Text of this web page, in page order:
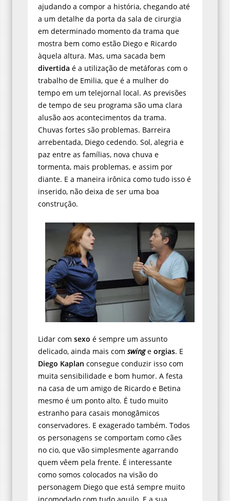
ajudando a compor a história, chegando até
a um detalhe da porta da sala de cirurgia
em determinado momento da trama que
mostra bem como estão Diego e Ricardo
àquela altura. Mas, uma sacada bem
divertida é a utilização de metáforas com o
trabalho de Emilia, que é a mulher do
tempo em um telejornal local. As previsões
de tempo de seu programa são uma clara
alusão aos acontecimentos da trama.
Chuvas fortes são problemas. Barreira
arrebentada, Diego cedendo. Sol, alegria e
paz entre as famílias, nova chuva e
tormenta, mais problemas, e assim por
diante. E a maneira irônica como tudo isso é
inserido, não deixa de ser uma boa
construção.
Lidar com sexo é sempre um assunto
delicado, ainda mais com swinge orgias. E
Diego Kaplan consegue conduzir isso com
muita sensibilidade e bom humor. A festa
na casa de um amigo de Ricardo e Betina
mesmo é um ponto alto. É tudo muito
estranho para casais monogâmicos
conservadores. E exagerado também. Todos
os personagens se comportam como cães
no cio, que vão simplesmente agarrando
quem vêem pela frente. É interessante
como somos colocados na visão do
personagem Diego que está sempre muito